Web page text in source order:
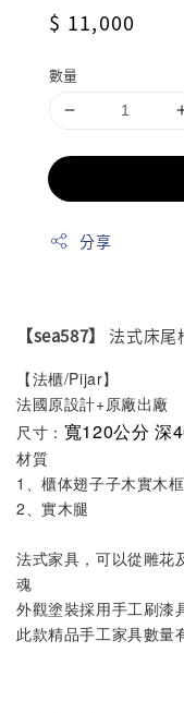
Regular
$ 11,000
數量
分享
【sea587】 法式床
【法櫃/Pijar】
法國原設計+原廠出廠
尺寸： 寬120公分 深
材質
1、櫃体翅子子木實木
2、實木腿
法式家具，可以從雕花
魂
外觀塗裝採用手工刷漆
此款精品手工家具數量